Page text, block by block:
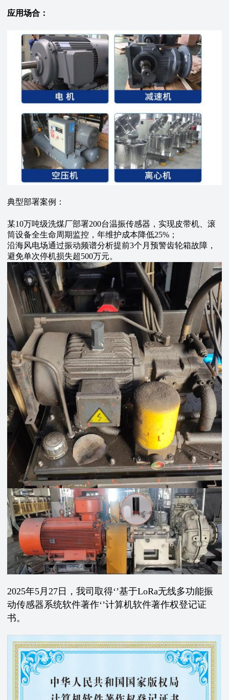
应用场合：
典型部署案例：
某10万吨级洗煤厂部署200台温振传感器，实现皮带机、滚
筒设备全生命周期监控，年维护成本降低25%‌；
沿海风电场通过振动频谱分析提前3个月预警齿轮箱故障，
避免单次停机损失超500万元‌。
2025年5月27日，我司取得‘’基于LoRa无线多功能振
动传感器系统软件著作‘’计算机软件著作权登记证
书。